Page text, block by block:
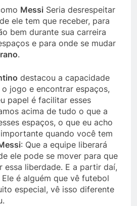
Messi Seria desrespeitar
ele tem que receber, para
bem durante sua carreira
e para onde se mudar
.
destacou a capacidade
o jogo e encontrar espaços,
papel é facilitar esses
acima de tudo o que a
espaços, o que eu acho
quando você tem
: Que a equipe liberará
ele pode se mover para que
essa liberdade. E a partir daí,
é alguém que vê futebol
especial, vê isso diferente